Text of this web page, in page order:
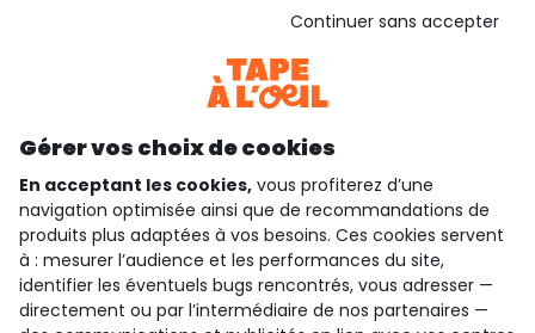
Voir l’attestation de confiance
Téléchargez notre application
Découvrir notre application
qui sommes-nous ?
besoin d'aide ?
Gérer vos choix de cookies
En acceptant les cookies, vous profiterez d’une
navigation optimisée ainsi que de recommandations de
produits plus adaptées à vos besoins. Ces cookies servent
à : mesurer l’audience et les performances du site,
identifier les éventuels bugs rencontrés, vous adresser —
directement ou par l’intermédiaire de nos partenaires —
Continuer sans accepter